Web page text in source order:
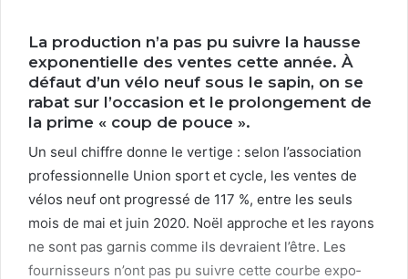
La production n’a pas pu suivre la hausse
exponentielle des ventes cette année. À
défaut d’un vélo neuf sous le sapin, on se
rabat sur l’occasion et le prolongement de
la prime « coup de pouce ».
Un seul chiffre donne le ver­tige : selon l’association
pro­fes­sion­nelle Union sport et cycle, les ventes de
vélos neuf ont pro­gressé de 117 %, entre les seuls
mois de mai et juin 2020. Noël approche et les rayons
ne sont pas gar­nis comme ils devraient l’être. Les
four­nisseurs n’ont pas pu suiv­re cette courbe expo­